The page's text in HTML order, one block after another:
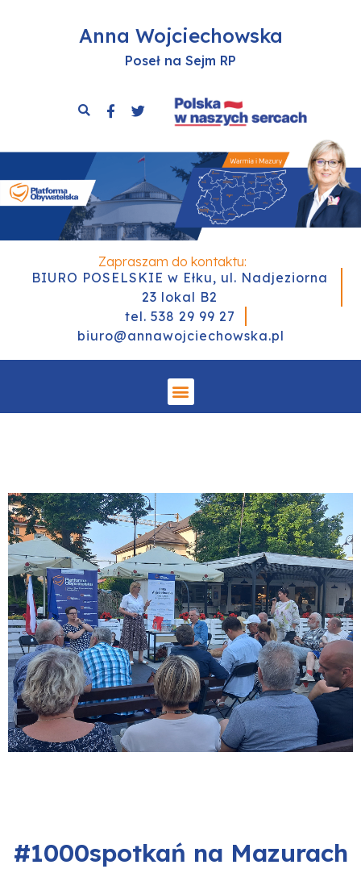
Anna Wojciechowska
Poseł na Sejm RP
Zapraszam do kontaktu:
BIURO POSELSKIE w Ełku, ul. Nadjeziorna
23 lokal B2
tel. 538 29 99 27
biuro@annawojciechowska.pl
#1000spotkań na Mazurach